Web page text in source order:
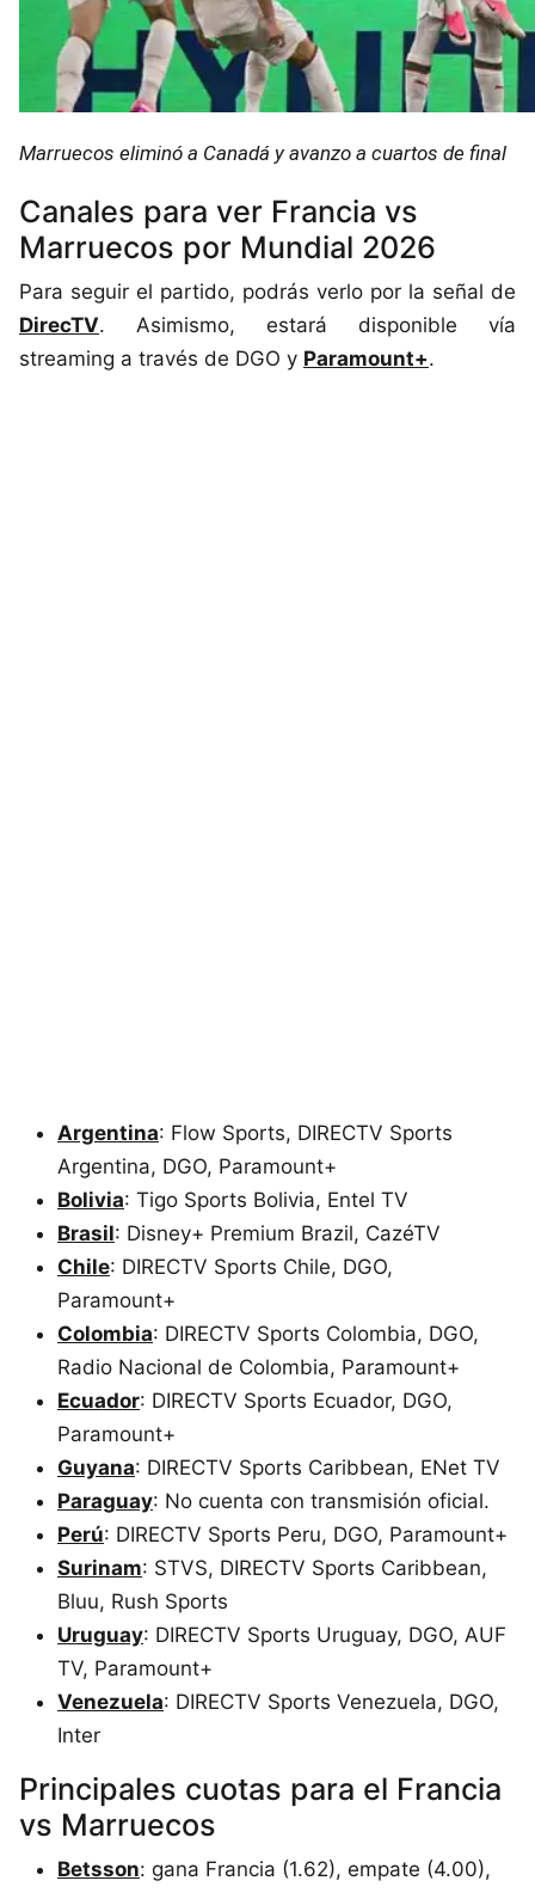
Marruecos eliminó a Canadá y avanzo a cuartos de final
Canales para ver Francia vs
Marruecos por Mundial 2026
Para seguir el partido, podrás verlo por la señal de
DirecTV. Asimismo, estará disponible vía
streaming a través de DGO y Paramount+.
Argentina: Flow Sports, DIRECTV Sports
Argentina, DGO, Paramount+
Bolivia: Tigo Sports Bolivia, Entel TV
Brasil: Disney+ Premium Brazil, CazéTV
Chile: DIRECTV Sports Chile, DGO,
Paramount+
Colombia: DIRECTV Sports Colombia, DGO,
Radio Nacional de Colombia, Paramount+
Ecuador: DIRECTV Sports Ecuador, DGO,
Paramount+
Guyana: DIRECTV Sports Caribbean, ENet TV
Paraguay: No cuenta con transmisión oficial.
Perú: DIRECTV Sports Peru, DGO, Paramount+
Surinam: STVS, DIRECTV Sports Caribbean,
Bluu, Rush Sports
Uruguay: DIRECTV Sports Uruguay, DGO, AUF
TV, Paramount+
Venezuela: DIRECTV Sports Venezuela, DGO,
Inter
Principales cuotas para el Francia
vs Marruecos
Betsson: gana Francia (1.62), empate (4.00),